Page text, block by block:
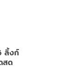
ลิ้งก์
สด